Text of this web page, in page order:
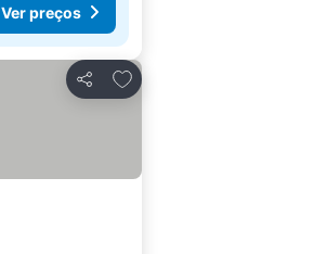
Ver preços
Partilhar
Adicionar aos favoritos